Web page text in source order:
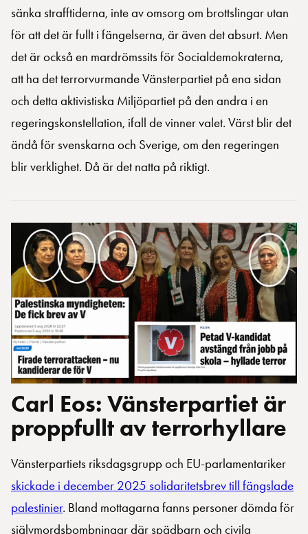
sänka strafftiderna, inte av omsorg om brottslingar utan
för att det är fullt i fängelserna, är även det absurt. Men
det är också en mardrömssits för Socialdemokraterna,
att ha det terrorvurmande Vänsterpartiet på ena sidan
och detta aktivistiska Miljöpartiet på den andra i en
regeringskonstellation, ifall de vinner valet. Värst blir det
ändå för svenskarna och Sverige, om den regeringen
blir verklighet. Då är det natta på riktigt.
Carl Eos: Vänsterpartiet är
proppfullt av terrorhyllare
Vänsterpartiets riksdagsgrupp och EU-parlamentariker
skickade i december 2025 solidaritetsbrev till fängslade
palestinier. Bland mottagarna fanns personer dömda för
självmordsbombningar där spädbarn och civila